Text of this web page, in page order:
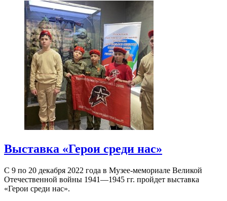
Выставка «Герои среди нас»
С 9 по 20 декабря 2022 года в Музее-мемориале Великой
Отечественной войны 1941—1945 гг. пройдет выставка
«Герои среди нас».